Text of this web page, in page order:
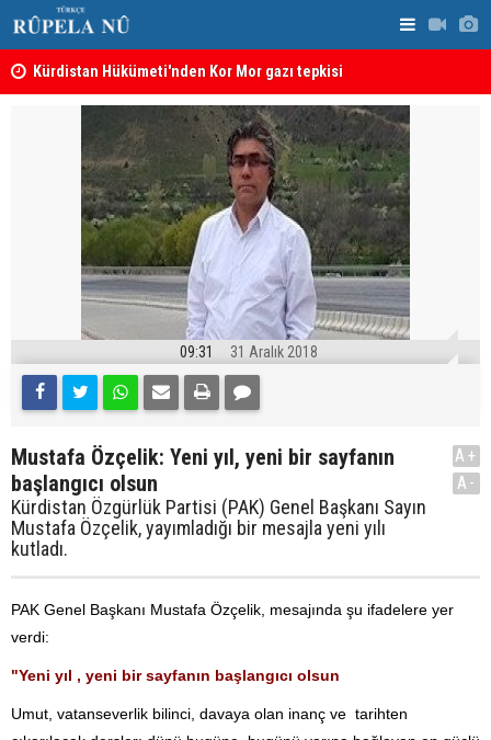
Kürdistan Hükümeti'nden Kor Mor gazı tepkisi
09:31 31 Aralık 2018
Mustafa Özçelik: Yeni yıl, yeni bir sayfanın
başlangıcı olsun
Kürdistan Özgürlük Partisi (PAK) Genel Başkanı Sayın
Mustafa Özçelik, yayımladığı bir mesajla yeni yılı
kutladı.
A+
A-
PAK Genel Başkanı Mustafa Özçelik, mesajında şu ifadelere yer
verdi:
"Yeni yıl , yeni bir sayfanın başlangıcı olsun
Umut, vatanseverlik bilinci, davaya olan inanç ve tarihten